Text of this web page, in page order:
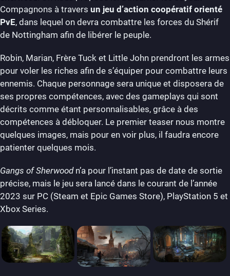
Compagnons à travers un jeu d’action coopératif orienté
PvE, dans lequel on devra combattre les forces du Shérif
de Nottingham afin de libérer le peuple.
Robin, Marian, Frère Tuck et Little John prendront les armes
pour voler les riches afin de s’équiper pour combattre leurs
ennemis. Chaque personnage sera unique et disposera de
ses propres compétences, avec des gameplays qui sont
décrits comme étant personnalisables, grâce à des
compétences à débloquer. Le premier teaser nous montre
quelques images, mais pour en voir plus, il faudra encore
patienter quelques mois.
Gangs of Sherwoodn’a pour l’instant pas de date de sortie
précise, mais le jeu sera lancé dans le courant de l’année
2023 sur PC (Steam et Epic Games Store), PlayStation 5 et
Xbox Series.